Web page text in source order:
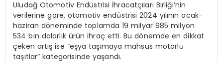
Uludağ Otomotiv Endüstrisi İhracatçıları Birliği’nin
verilerine göre, otomotiv endüstrisi 2024 yılının ocak-
haziran döneminde toplamda 19 milyar 985 milyon
534 bin dolarlık ürün ihraç etti. Bu dönemde en dikkat
çeken artış ise “eşya taşımaya mahsus motorlu
taşıtlar” kategorisinde yaşandı.